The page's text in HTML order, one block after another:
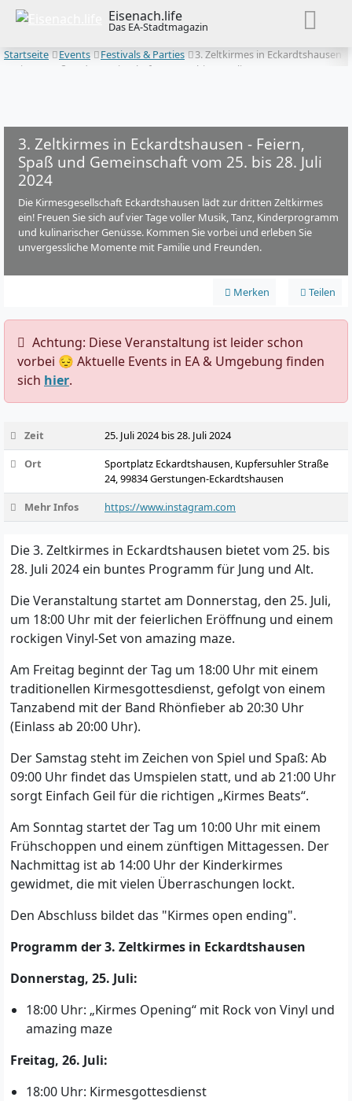
Eisenach.life
Das EA-Stadtmagazin
Startseite
Events Festivals & Parties
3. Zeltkirmes in Eckardtshausen
- Feiern, Spaß und Gemeinschaft vom 25. bis 28. Juli 2024
3. Zeltkirmes in Eckardtshausen - Feiern,
Spaß und Gemeinschaft vom 25. bis 28. Juli
2024
Die Kirmesgesellschaft Eckardtshausen lädt zur dritten Zeltkirmes
ein! Freuen Sie sich auf vier Tage voller Musik, Tanz, Kinderprogramm
und kulinarischer Genüsse. Kommen Sie vorbei und erleben Sie
unvergessliche Momente mit Familie und Freunden.
Merken Teilen
️ Achtung: Diese Veranstaltung ist leider schon
vorbei 😔 Aktuelle Events in EA & Umgebung finden
sich hier.
Zeit
25. Juli 2024 bis 28. Juli 2024
Ort
Sportplatz Eckardtshausen, Kupfersuhler Straße
24, 99834 Gerstungen-Eckardtshausen
Mehr Infos
https://www.instagram.com
Die 3. Zeltkirmes in Eckardtshausen bietet vom 25. bis
28. Juli 2024 ein buntes Programm für Jung und Alt.
Die Veranstaltung startet am Donnerstag, den 25. Juli,
um 18:00 Uhr mit der feierlichen Eröffnung und einem
rockigen Vinyl-Set von amazing maze.
Am Freitag beginnt der Tag um 18:00 Uhr mit einem
traditionellen Kirmesgottesdienst, gefolgt von einem
Tanzabend mit der Band Rhönfieber ab 20:30 Uhr
(Einlass ab 20:00 Uhr).
Der Samstag steht im Zeichen von Spiel und Spaß: Ab
09:00 Uhr findet das Umspielen statt, und ab 21:00 Uhr
sorgt Einfach Geil für die richtigen „Kirmes Beats“.
Am Sonntag startet der Tag um 10:00 Uhr mit einem
Frühschoppen und einem zünftigen Mittagessen. Der
Nachmittag ist ab 14:00 Uhr der Kinderkirmes
gewidmet, die mit vielen Überraschungen lockt.
Den Abschluss bildet das "Kirmes open ending".
Programm der 3. Zeltkirmes in Eckardtshausen
Donnerstag, 25. Juli:
18:00 Uhr: „Kirmes Opening“ mit Rock von Vinyl und
amazing maze
Freitag, 26. Juli:
18:00 Uhr: Kirmesgottesdienst